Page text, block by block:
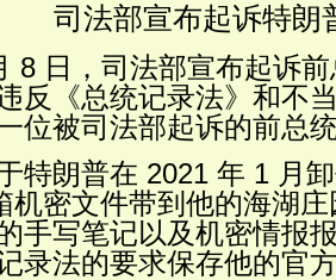
司法部宣布起诉特朗
8 日，司法部宣布起诉
反《总统记录法》和不
位被司法部起诉的前总
特朗普在 2021 年 1 月
机密文件带到他的海湖
手写笔记以及机密情报
录法的要求保存他的官